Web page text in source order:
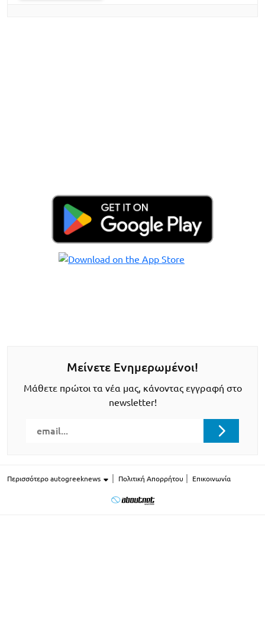
Μείνετε Ενημερωμένοι!
Μάθετε πρώτοι τα νέα μας, κάνοντας εγγραφή στο
newsletter!
Περισσότερο autogreeknews Πολιτική Απορρήτου Επικοινωνία